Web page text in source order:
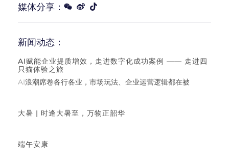
媒体分享：
新闻动态：
AI赋能企业提质增效，走进数字化成功案例 —— 走进四
只猫体验之旅
AI浪潮席卷各行各业，市场玩法、企业运营逻辑都在被
大暑 | 时逢大暑至，万物正韶华
端午安康